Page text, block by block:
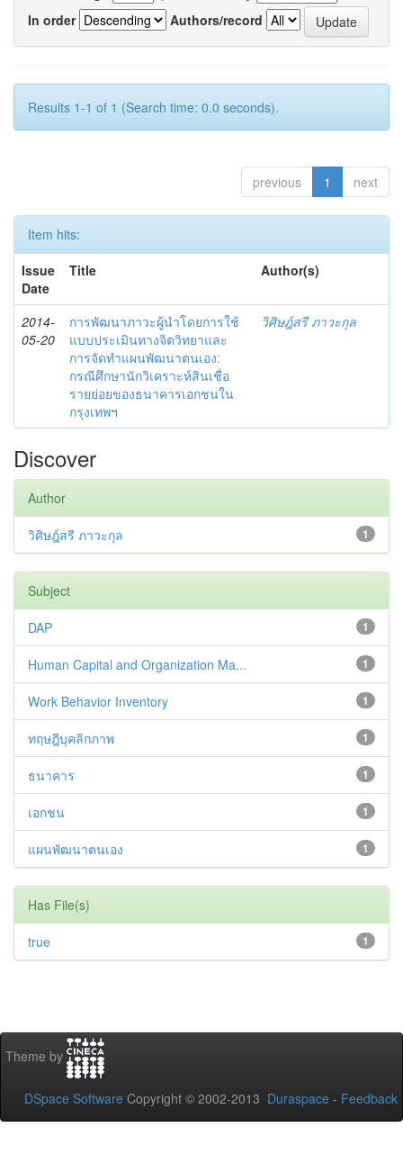
In order
Authors/record
Results 1-1 of 1 (Search time: 0.0 seconds).
previous 1 next
Item hits:
Issue
Date
Title Author(s)
2014-
05-20
การพัฒนาภาวะผู้นำโดยการใช้
แบบประเมินทางจิตวิทยาและ
การจัดทำแผนพัฒนาตนเอง:
กรณีศึกษานักวิเคราะห์สินเชื่อ
รายย่อยของธนาคารเอกชนใน
กรุงเทพฯ
วิศิษฎ์สรี ภาวะกุล
Discover
Author
1
วิศิษฎ์สรี ภาวะกุล
Subject
1
DAP
1
Human Capital and Organization Ma...
1
Work Behavior Inventory
1
ทฤษฎีบุคลิกภาพ
1
ธนาคาร
1
เอกชน
1
แผนพัฒนาตนเอง
Has File(s)
1
true
Theme by
DSpace Software Copyright © 2002-2013 Duraspace - Feedback